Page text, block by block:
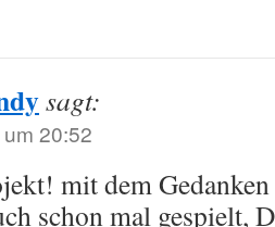
sagt:
20:52
mit dem Gedanken
schon mal gespielt,